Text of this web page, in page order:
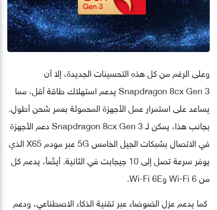
وعلى الرغم من كل هذه التحسينات الجديدة، إلا أن
Snapdragon 8cx Gen 3 يدعم استهلاك طاقة أقل، مما
يساعد على استمرار عمل الأجهزة المحمولة بعمر شحن أطول.
بجانب هذا، يمكن لـ Snapdragon 8cx Gen 3 دعم الأجهزة
في الاتصال بشبكات الجيل الخامس 5G عبر مودم X65 الذي
يوفر سرعة تصل إلى 10 جيجابت في الثانية. أيضًأ، يدعم كل
من Wi-Fi 6 وWi-Fi 6E.
كما يدعم عزل الضوضاء عبر تقنية الذكاء الاصطناعي، ودعم